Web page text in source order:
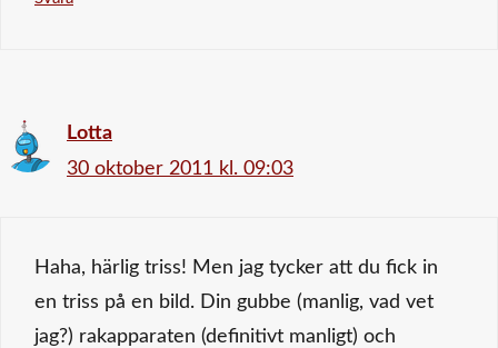
Lotta
30 oktober 2011 kl. 09:03
Haha, härlig triss! Men jag tycker att du fick in
en triss på en bild. Din gubbe (manlig, vad vet
jag?) rakapparaten (definitivt manligt) och